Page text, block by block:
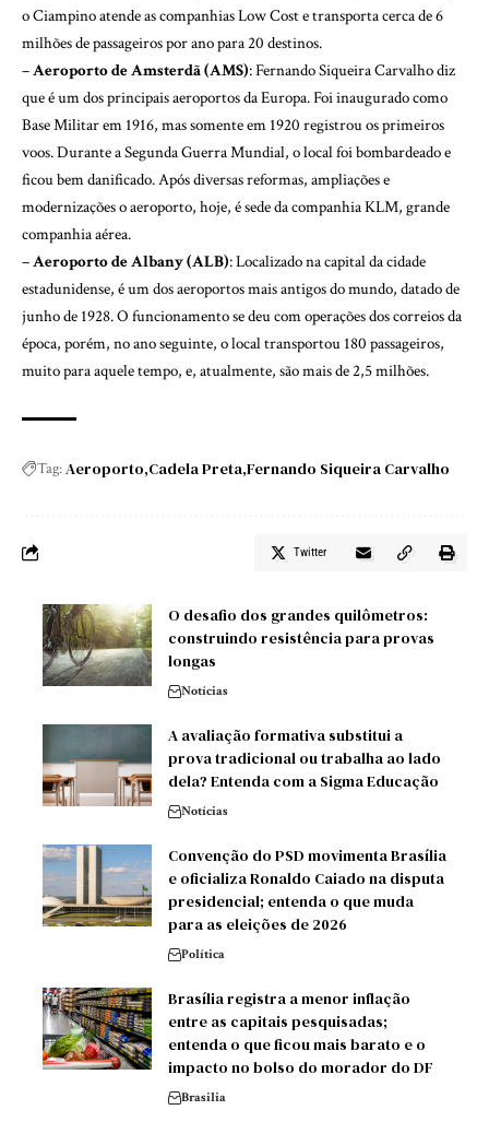
o Ciampino atende as companhias Low Cost e transporta cerca de 6
milhões de passageiros por ano para 20 destinos.
–Aeroporto de Amsterdã (AMS): Fernando Siqueira Carvalho diz
que é um dos principais aeroportos da Europa. Foi inaugurado como
Base Militar em 1916, mas somente em 1920 registrou os primeiros
voos. Durante a Segunda Guerra Mundial, o local foi bombardeado e
ficou bem danificado. Após diversas reformas, ampliações e
modernizações o aeroporto, hoje, é sede da companhia KLM, grande
companhia aérea.
–Aeroporto de Albany (ALB): Localizado na capital da cidade
estadunidense, é um dos aeroportos mais antigos do mundo, datado de
junho de 1928. O funcionamento se deu com operações dos correios da
época, porém, no ano seguinte, o local transportou 180 passageiros,
muito para aquele tempo, e, atualmente, são mais de 2,5 milhões.
Tag:Aeroporto Cadela Preta Fernando Siqueira Carvalho
Twitter
O desafio dos grandes quilômetros:
construindo resistência para provas
longas
Notícias
A avaliação formativa substitui a
prova tradicional ou trabalha ao lado
dela? Entenda com a Sigma Educação
Notícias
Convenção do PSD movimenta Brasília
e oficializa Ronaldo Caiado na disputa
presidencial; entenda o que muda
para as eleições de 2026
Política
Brasília registra a menor inflação
entre as capitais pesquisadas;
entenda o que ficou mais barato e o
impacto no bolso do morador do DF
Brasilia